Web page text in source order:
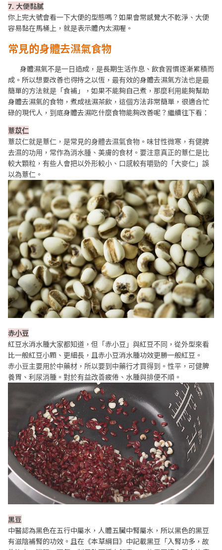
7. 大便黏膩
你上完大號會看一下大便的型態嗎？如果會常感覺大不乾淨、大便
容易黏在馬桶上，就是表示體內太濕喔。
常見的身體去濕氣食物
身體濕氣不是一日造成，是長期生活作息、飲食習慣逐漸累積而
成。所以想要改善也得持之以恆，最有效的身體去濕氣方法也是最
簡單的方法就是「食補」，如果不能夠自己煮，那麼利用能夠幫助
身體去濕氣的食物，煮成祛濕茶飲，這個方法非常簡單，很適合忙
碌的現代人，到底身體去濕吃什麼食物能夠改善呢？繼續往下看：
薏苡仁
薏苡仁就是薏仁，是常見的身體去濕氣食物。味甘性微寒，有健脾
去濕的功用，常作為消水腫、美膚的食材。要注意真正的薏仁是比
較大顆粒，有些人會把以外形較小、口感較有嚼勁的「大麥仁」誤
以為薏仁。
赤小豆
紅豆水消水腫大家都知道，但「赤小豆」與紅豆不同，從外型來看
比一般紅豆小顆、更細長，且赤小豆消水腫功效更勝一般紅豆。
赤小豆主要用於中藥材，所以要到中藥行才買得到。性平，可健脾
養胃、利尿消腫。對於有益改善疲倦、水腫與排便不順。
黑豆
中醫認為黑色在五行中屬水，人體五臟中腎屬水，所以黑色的黑豆
有滋陰補腎的功效。且在《本草綱目》中記載黑豆「入腎功多，故